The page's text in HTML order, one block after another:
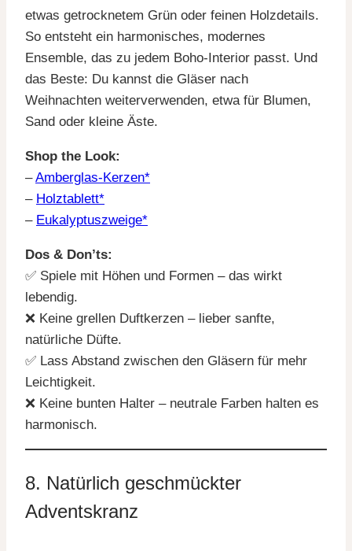
etwas getrocknetem Grün oder feinen Holzdetails.
So entsteht ein harmonisches, modernes
Ensemble, das zu jedem Boho-Interior passt. Und
das Beste: Du kannst die Gläser nach
Weihnachten weiterverwenden, etwa für Blumen,
Sand oder kleine Äste.
Shop the Look:
–Amberglas-Kerzen*
– Holztablett*
– Eukalyptuszweige*
Dos & Don’ts:
✅ Spiele mit Höhen und Formen – das wirkt
lebendig.
❌ Keine grellen Duftkerzen – lieber sanfte,
natürliche Düfte.
✅ Lass Abstand zwischen den Gläsern für mehr
Leichtigkeit.
❌ Keine bunten Halter – neutrale Farben halten es
harmonisch.
8. Natürlich geschmückter
Adventskranz